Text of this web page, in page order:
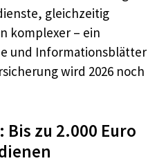
gleichzeitig
komplexer – ein
und Informationsblätter
wird 2026 noch
zu 2.000 Euro